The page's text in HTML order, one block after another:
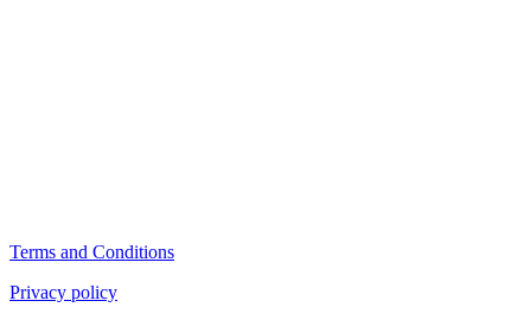
Terms and Conditions
Privacy policy